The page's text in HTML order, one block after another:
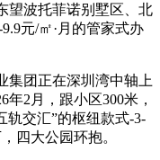
望波托菲诺别墅区、北
元/㎡·月的管家式办
团正在深圳湾中轴上
2月，跟小区300米，
轨交汇”的枢纽款式-3-
四大公园环抱。